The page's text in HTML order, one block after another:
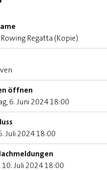
Regatta (Kopie)
öffnen
6. Juni 2024 18:00
Juli 2024 18:00
Juli 2024 18:00